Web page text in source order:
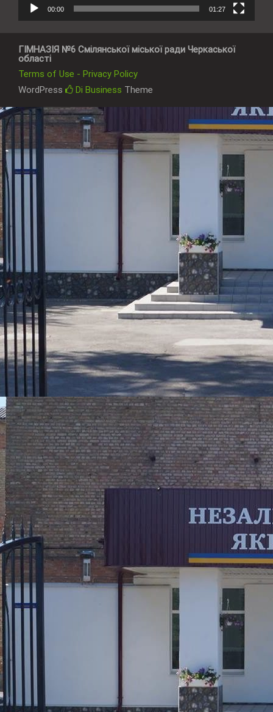
00:00 01:27
ГІМНАЗІЯ №6 Смілянської міської ради Черкаської
області
Terms of Use - Privacy Policy
WordPress
Di Business Theme